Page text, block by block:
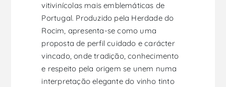
vitivinícolas mais emblemáticas de
Portugal. Produzido pela Herdade do
Rocim, apresenta-se como uma
proposta de perfil cuidado e carácter
vincado, onde tradição, conhecimento
e respeito pela origem se unem numa
interpretação elegante do vinho tinto